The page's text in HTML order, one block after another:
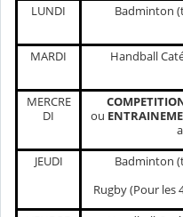
LUNDI Badminton
MARDI
Handball
MERCRE
DI
ou
JEUDI
Badminton
Rugby (Pour